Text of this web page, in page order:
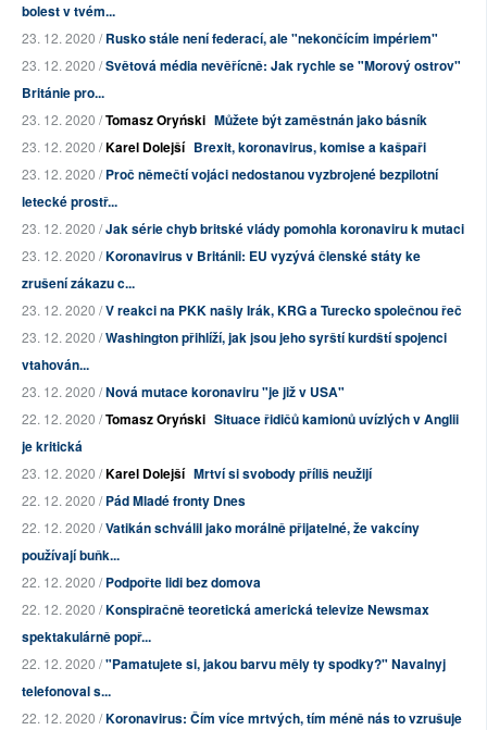
bolest v tvém...
23. 12. 2020 /Rusko stále není federací, ale "nekončícím impériem"
23. 12. 2020 /Světová média nevěřícně: Jak rychle se "Morový ostrov"
Británie pro...
23. 12. 2020 /Tomasz Oryński Můžete být zaměstnán jako básník
23. 12. 2020 /Karel Dolejší Brexit, koronavirus, komise a kašpaři
23. 12. 2020 /Proč němečtí vojáci nedostanou vyzbrojené bezpilotní
letecké prostř...
23. 12. 2020 /Jak série chyb britské vlády pomohla koronaviru k mutaci
23. 12. 2020 /Koronavirus v Británii: EU vyzývá členské státy ke
zrušení zákazu c...
23. 12. 2020 /V reakci na PKK našly Irák, KRG a Turecko společnou řeč
23. 12. 2020 /Washington přihlíží, jak jsou jeho syrští kurdští spojenci
vtahován...
23. 12. 2020 /Nová mutace koronaviru "je již v USA"
22. 12. 2020 /Tomasz Oryński Situace řidičů kamionů uvízlých v Anglii
je kritická
23. 12. 2020 /Karel Dolejší Mrtví si svobody příliš neužijí
22. 12. 2020 /Pád Mladé fronty Dnes
22. 12. 2020 /Vatikán schválil jako morálně přijatelné, že vakcíny
používají buňk...
22. 12. 2020 /Podpořte lidi bez domova
22. 12. 2020 /Konspiračně teoretická americká televize Newsmax
spektakulárně popř...
22. 12. 2020 /"Pamatujete si, jakou barvu měly ty spodky?" Navalnyj
telefonoval s...
22. 12. 2020 /Koronavirus: Čím více mrtvých, tím méně nás to vzrušuje